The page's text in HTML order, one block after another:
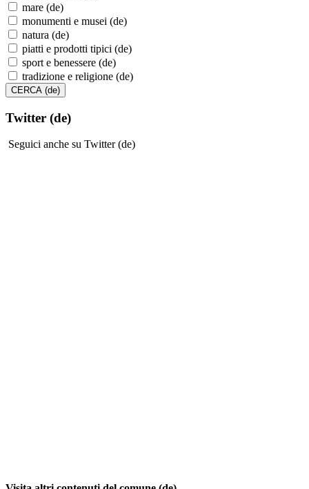
mare (de)
monumenti e musei (de)
natura (de)
piatti e prodotti tipici (de)
sport e benessere (de)
tradizione e religione (de)
Twitter (de)
Seguici anche su Twitter (de)